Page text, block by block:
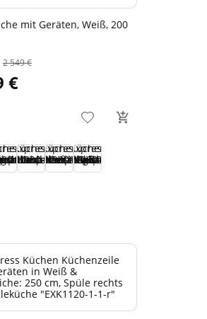
mit Geräten, Weiß, 200
2 549 €
€